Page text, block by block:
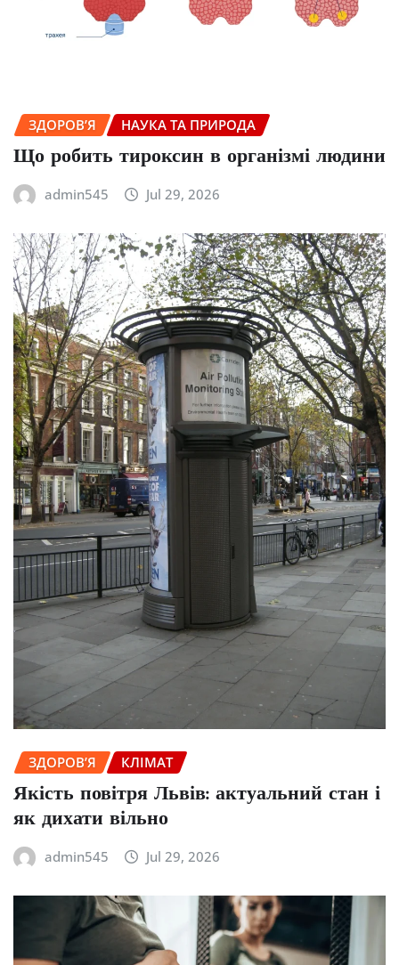
ЗДОРОВ’Я НАУКА ТА ПРИРОДА
Що робить тироксин в організмі людини
admin545 Jul 29, 2026
ЗДОРОВ’Я КЛІМАТ
Якість повітря Львів: актуальний стан і
як дихати вільно
admin545 Jul 29, 2026